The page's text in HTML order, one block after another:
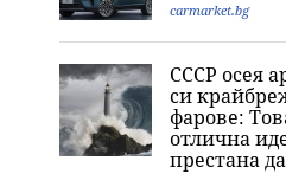
carmarket.bg
СССР осея
си
фарове:
отлична
престана